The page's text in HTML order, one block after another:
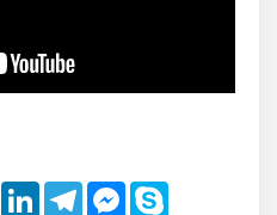
WhatsAppLinkedInTelegramMessenger